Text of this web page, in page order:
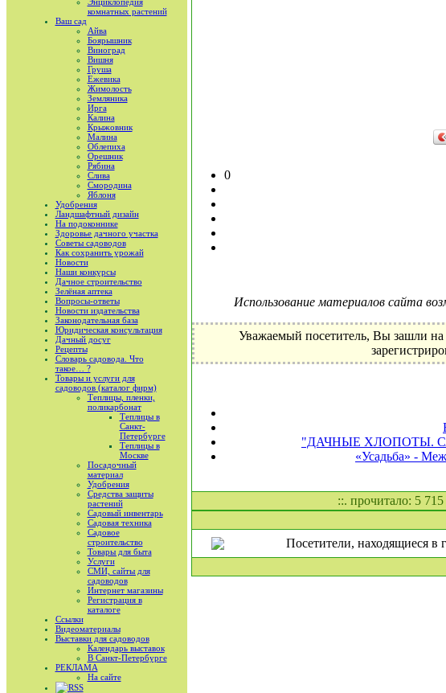
комнатных растений
Ваш сад
Айва
Боярышник
Виноград
Вишня
Груша
Ежевика
Жимолость
Земляника
Ирга
Калина
Крыжовник
Малина
Облепиха
Орешник
Рябина
Слива
Смородина
Яблоня
Удобрения
Ландшафтный дизайн
На подоконнике
Здоровье дачного участка
Советы садоводов
Как сохранить урожай
Новости
Наши конкурсы
Дачное строительство
Зелёная аптека
Вопросы-ответы
Новости издательства
Законодательная база
Юридическая консультация
Дачный досуг
Рецепты
Словарь садовода. Что
такое… ?
Товары и услуги для
садоводов (каталог фирм)
Теплицы, пленки,
поликарбонат
Теплицы в
Санкт-
Петербурге
Теплицы в
Москве
Посадочный
материал
Удобрения
Средства защиты
растений
Садовый инвентарь
Садовая техника
Садовое
строительство
Товары для быта
Услуги
СМИ, сайты для
садоводов
Интернет магазины
Регистрация в
каталоге
Ссылки
Видеоматериалы
Выставки для садоводов
Календарь выставок
В Санкт-Петербурге
РЕКЛАМА
На сайте
RSS
0
Использование материалов сайта
Уважаемый посетитель, Вы зашли на
"ДАЧНЫЕ ХЛОПОТЫ.
«Усадьба» -
::. прочитало: 5 715
Посетители, находящиеся в